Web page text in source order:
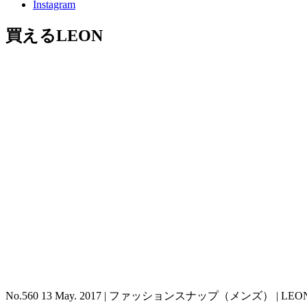
Instagram
買えるLEON
No.560 13 May. 2017 | ファッションスナップ（メンズ） |